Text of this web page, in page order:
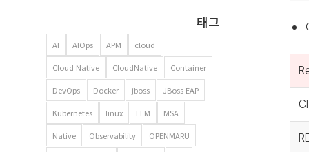
태그
AI AIOps APM cloud
Cloud Native CloudNative Container
DevOps Docker jboss JBoss EAP
Kubernetes linux LLM MSA
Native Observability OPENMARU